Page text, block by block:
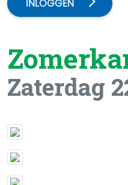
INLOGGEN
Zaterdag